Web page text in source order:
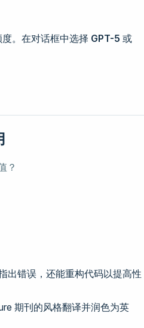
。在对话框中选择 GPT-5 或
？
出错误，还能重构代码以提高性
期刊的风格翻译并润色为英